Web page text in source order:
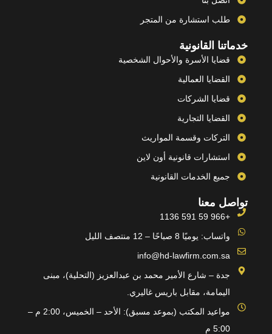
طلب استشارة من المتجر
خدماتنا القانونية
قضايا الأسرة والأحوال الشخصية
القضايا العمالية
قضايا الشركات
القضايا التجارية
التركات وقسمة المواريث
استشارات قانونية أون لاين
جميع الخدمات القانونية
تواصل معنا
+966 59 591 1136
واتساب: يوميًا 8 صباحًا – 12 منتصف الليل
info@hd-lawfirm.com.sa
جدة – شارع الأمير محمد بن عبدالعزيز (التحلية)، مبنى
اليمامة، مقابل باريس غاليري.
مواعيد المكتب (بموعد مسبق): الأحد – الخميس، 2:00 م –
5:00 م